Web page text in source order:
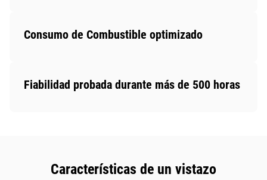
Consumo de Combustible optimizado
Fiabilidad probada durante más de 500 horas
Características de un vistazo